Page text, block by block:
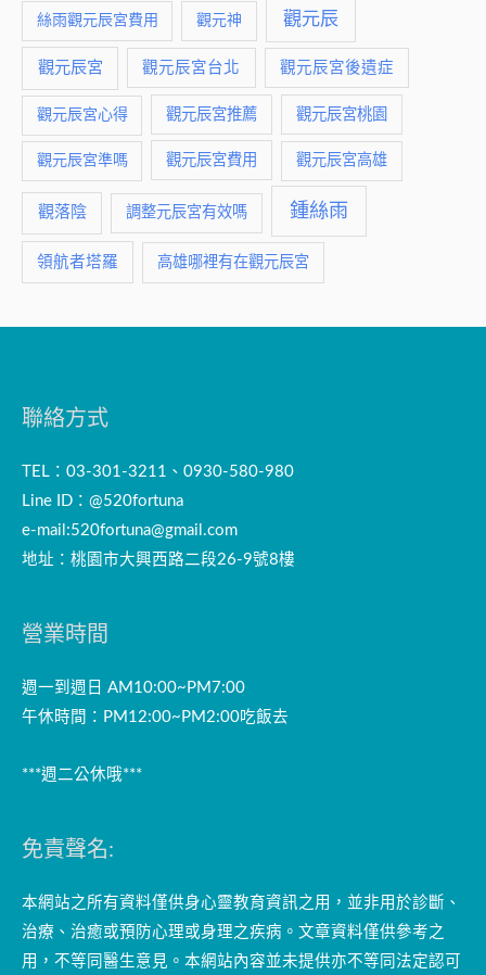
絲雨觀元辰宮費用 觀元神 觀元辰
觀元辰宮 觀元辰宮台北 觀元辰宮後遺症
觀元辰宮心得 觀元辰宮推薦 觀元辰宮桃園
觀元辰宮準嗎 觀元辰宮費用 觀元辰宮高雄
觀落陰 調整元辰宮有效嗎 鍾絲雨
領航者塔羅 高雄哪裡有在觀元辰宮
聯絡方式
TEL：03-301-3211、0930-580-980
Line ID：@520fortuna
e-mail:520fortuna@gmail.com
地址：桃園市大興西路二段26-9號8樓
營業時間
週一到週日 AM10:00~PM7:00
午休時間：PM12:00~PM2:00吃飯去
***週二公休哦***
免責聲名:
本網站之所有資料僅供身心靈教育資訊之用，並非用於診斷、
治療、治癒或預防心理或身理之疾病。文章資料僅供參考之
用，不等同醫生意見。本網站內容並未提供亦不等同法定認可